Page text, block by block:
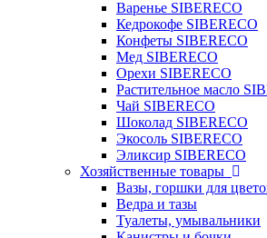
Варенье SIBERECO
Кедрокофе SIBERECO
Конфеты SIBERECO
Мед SIBERECO
Орехи SIBERECO
Растительное масло
Чай SIBERECO
Шоколад SIBERECO
Экосоль SIBERECO
Эликсир SIBERECO
Хозяйственные товары
Вазы, горшки для
Ведра и тазы
Туалеты, умывальники